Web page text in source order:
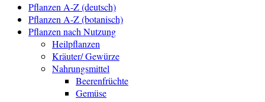
Pflanzen A-Z (deutsch)
Pflanzen A-Z (botanisch)
Pflanzen nach Nutzung
Heilpflanzen
Kräuter/ Gewürze
Nahrungsmittel
Beerenfrüchte
Gemüse